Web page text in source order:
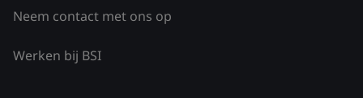
Neem contact met ons op
Werken bij BSI